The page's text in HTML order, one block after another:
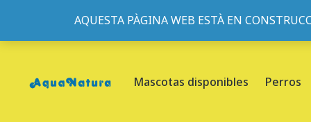
AQUESTA PÀGINA WEB ESTÀ EN
933095977-933152057-933103463- C/ de Roger de
Mascotas disponibles Perros